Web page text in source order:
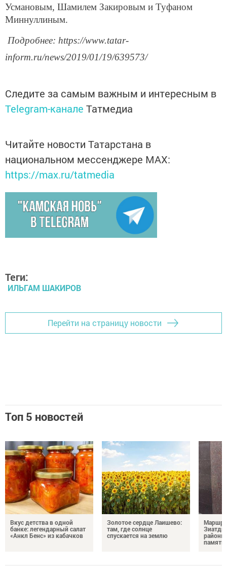
Усмановым, Шамилем Закировым и Туфаном
Миннуллиным.
Подробнее: https://www.tatar-
inform.ru/news/2019/01/19/639573/
Следите за самым важным и интересным в
Telegram-канале Татмедиа
Читайте новости Татарстана в
национальном мессенджере MАХ:
https://max.ru/tatmedia
Теги:
ИЛЬГАМ ШАКИРОВ
Перейти на страницу новости
Топ 5 новостей
Вкус детства в одной
банке: легендарный салат
«Анкл Бенс» из кабачков
Золотое сердце Лаишево:
там, где солнце
спускается на землю
районы
память